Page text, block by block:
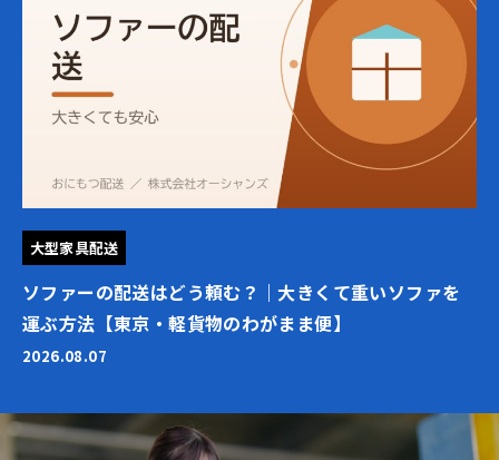
大型家具配送
ソファーの配送はどう頼む？｜大きくて重いソファを
運ぶ方法【東京・軽貨物のわがまま便】
2026.08.07